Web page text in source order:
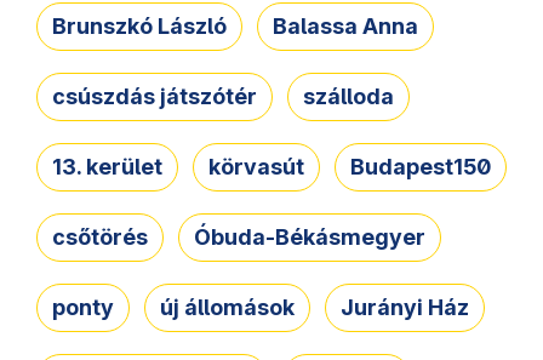
Brunszkó László Balassa Anna
csúszdás játszótér szálloda
13. kerület körvasút Budapest150
csőtörés Óbuda-Békásmegyer
ponty új állomások Jurányi Ház